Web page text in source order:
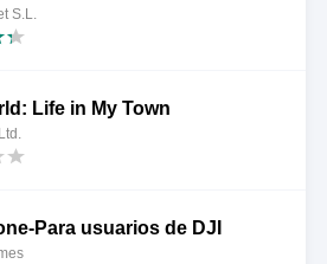
S.L.
Life in My Town
Para usuarios de DJI